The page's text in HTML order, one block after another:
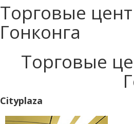
Торговые
Гонконга
Торговые
Cityplaza